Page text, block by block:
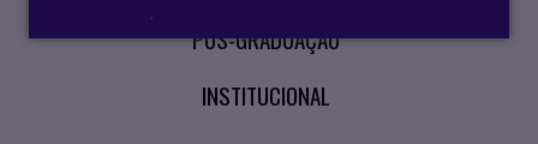
.
PÓS-GRADUAÇÃO
INSTITUCIONAL